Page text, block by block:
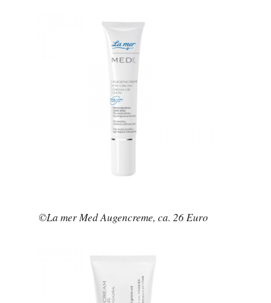
©La mer Med Augencreme, ca. 26 Euro